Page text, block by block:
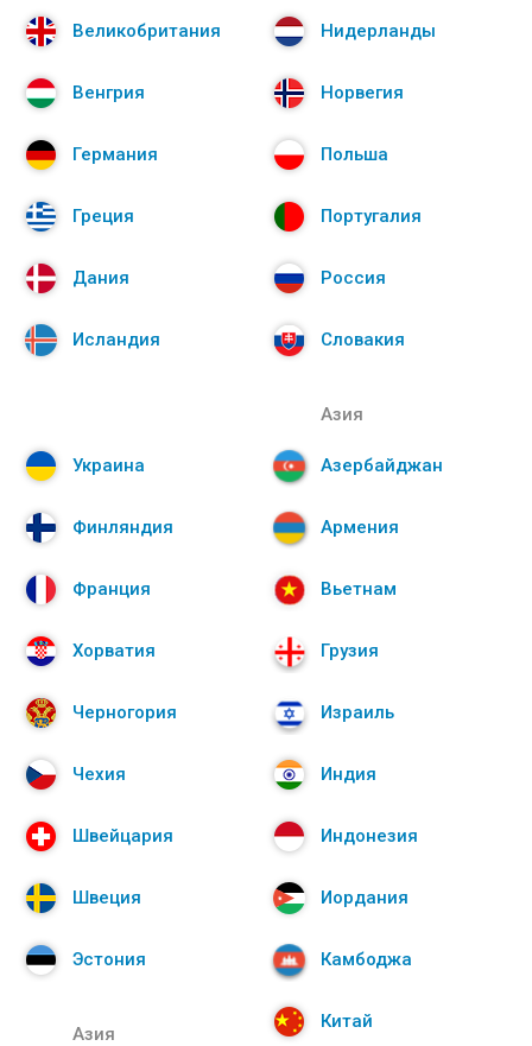
Великобритания
Венгрия
Германия
Греция
Дания
Исландия
Нидерланды
Норвегия
Польша
Португалия
Россия
Словакия
Украина
Финляндия
Франция
Хорватия
Черногория
Чехия
Швейцария
Швеция
Эстония
Азия
Азербайджан
Армения
Вьетнам
Грузия
Израиль
Индия
Индонезия
Иордания
Камбоджа
Китай
Азия